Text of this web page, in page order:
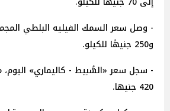
و250 جنيهًا للكيلو.
420 جنيها.